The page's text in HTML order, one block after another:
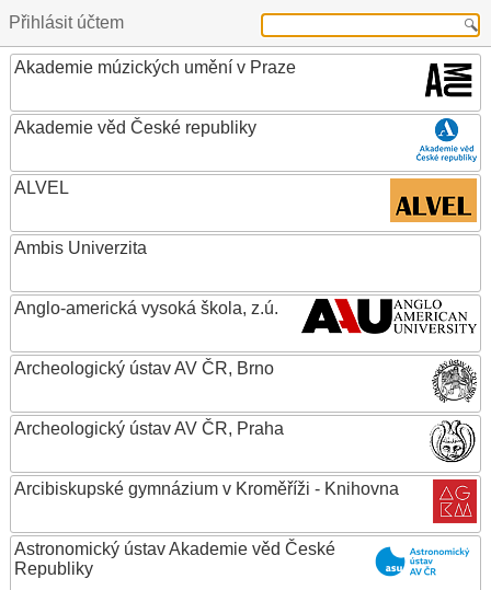
Přihlásit účtem
Akademie múzických umění v Praze
Akademie věd České republiky
ALVEL
Ambis Univerzita
Anglo-americká vysoká škola, z.ú.
Archeologický ústav AV ČR, Brno
Archeologický ústav AV ČR, Praha
Arcibiskupské gymnázium v Kroměříži - Knihovna
Astronomický ústav Akademie věd České
Republiky